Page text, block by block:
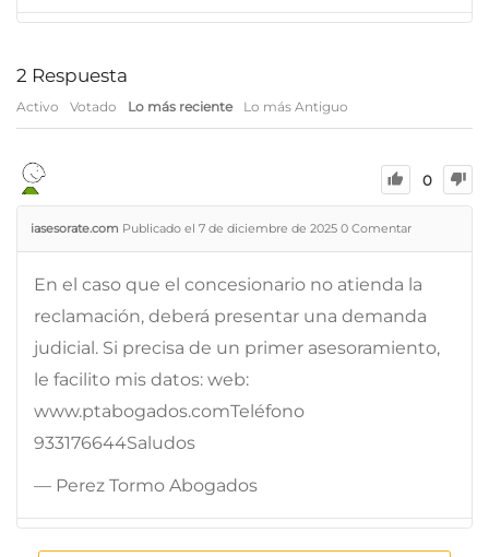
2 Respuesta
Activo Votado Lo más reciente Lo más Antiguo
0
iasesorate.com Publicado el 7 de diciembre de 2025 0 Comentar
En el caso que el concesionario no atienda la
reclamación, deberá presentar una demanda
judicial. Si precisa de un primer asesoramiento,
le facilito mis datos: web:
www.ptabogados.comTeléfono
933176644Saludos
— Perez Tormo Abogados